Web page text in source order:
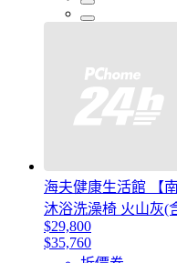
海夫健康生活館 【
沐浴洗澡椅 火山灰(
$29,800
$35,760